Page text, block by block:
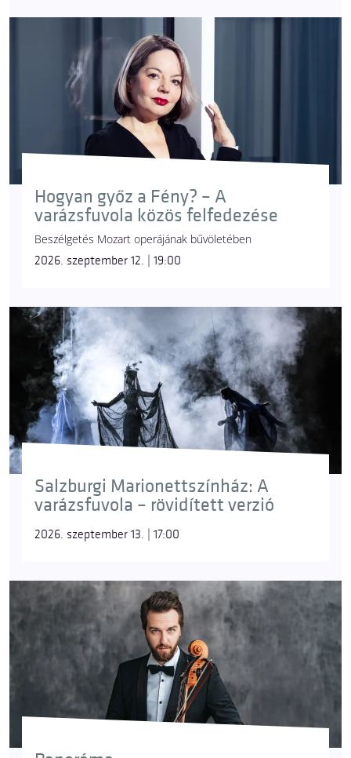
Hogyan győz a Fény? – A
varázsfuvola közös felfedezése
Beszélgetés Mozart operájának bűvöletében
2026. szeptember 12. | 19:00
Salzburgi Marionettszínház: A
varázsfuvola – rövidített verzió
2026. szeptember 13. | 17:00